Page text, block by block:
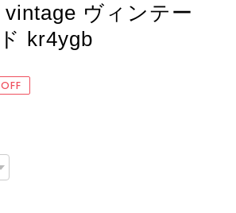
ヴィンテー
kr4ygb